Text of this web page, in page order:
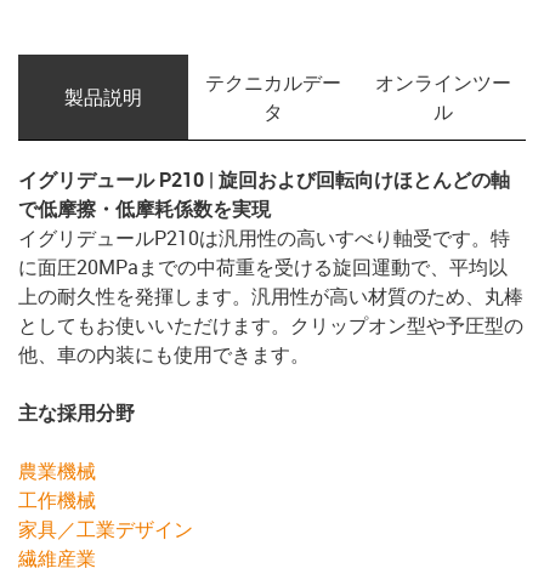
製品説明
テクニカルデー
タ
オンラインツー
ル
イグリデュール P210 | 旋回および回転向けほとんどの軸
で低摩擦・低摩耗係数を実現
イグリデュールP210は汎用性の高いすべり軸受です。特
に面圧20MPaまでの中荷重を受ける旋回運動で、平均以
上の耐久性を発揮します。汎用性が高い材質のため、丸棒
としてもお使いいただけます。クリップオン型や予圧型の
他、車の内装にも使用できます。
主な採用分野
農業機械
工作機械
家具／工業デザイン
繊維産業